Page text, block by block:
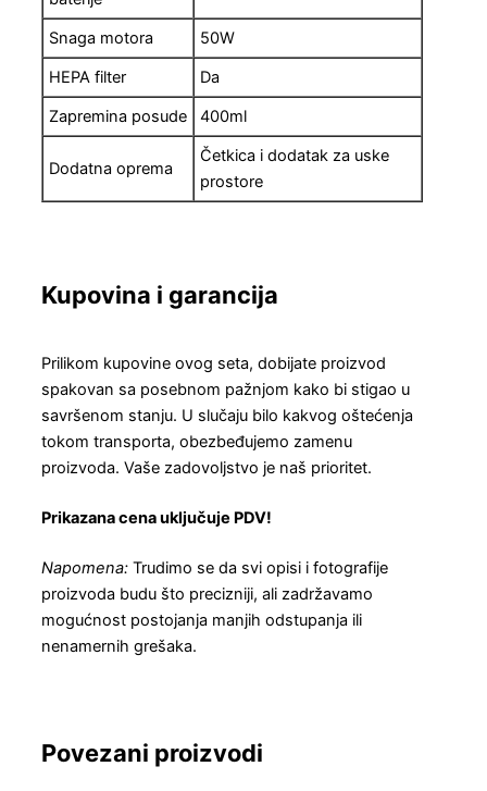
Snaga motora
50W
HEPA filter
Da
Zapremina posude
400ml
Dodatna oprema
Četkica i dodatak za uske
prostore
Kupovina i garancija
Prilikom kupovine ovog seta, dobijate proizvod
spakovan sa posebnom pažnjom kako bi stigao u
savršenom stanju. U slučaju bilo kakvog oštećenja
tokom transporta, obezbeđujemo zamenu
proizvoda. Vaše zadovoljstvo je naš prioritet.
Prikazana cena uključuje PDV!
Napomena: Trudimo se da svi opisi i fotografije
proizvoda budu što precizniji, ali zadržavamo
mogućnost postojanja manjih odstupanja ili
nenamernih grešaka.
Povezani proizvodi